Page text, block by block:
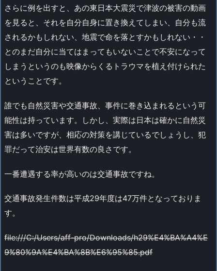
さらに例を出すと、あの東日本大震災で津波の被害の動画
を見ると、それを自分自身に置き換えてしまい、自分も流
されるかもしれない、地震で命を落とすかもしれない・・
とのまだ自分に当てはまってもいないことで不安になって
しまうというのも映像からくるトラウマを植え付けられた
ということです。
誰でも自然災害や交通事故、事件に巻き込まれるという可
能性は持っています。しかし、実際は日本は確かに自然災
害は多いですが、相応の対策を講じているでしょうし、犯
罪だって治安は世界有数の良さです。
一番遭遇する率が高いのは交通事故ですね。
交通事故発生件数は平成29年度は47万件となっておりま
す。
file:///C:/Users/aff-pro/Downloads/h29%E4%BA%A4%E
9%80%9A%E4%BA%8B%E6%95%85.pdf